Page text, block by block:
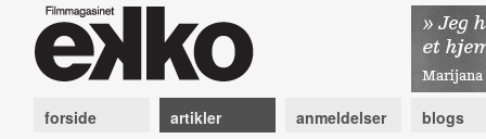
forside artikler anmeldelser blogs